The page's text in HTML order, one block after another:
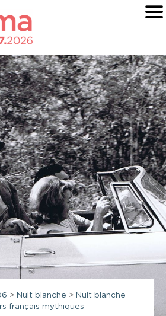
> Nuit blanche > Nuit blanche
français mythiques